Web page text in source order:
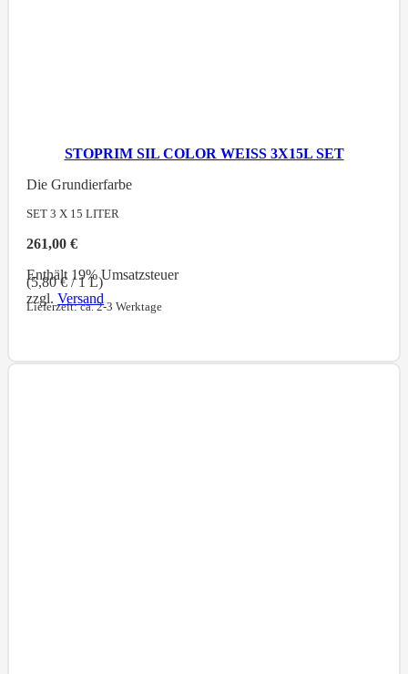
STOPRIM SIL COLOR WEISS 3X15L SET
Die Grundierfarbe
SET 3 X 15LITER
261,00€
Enthält 19% Umsatzsteuer
(5,80€/ 1 L)
zzgl.Versand
Lieferzeit: ca. 2-3 Werktage